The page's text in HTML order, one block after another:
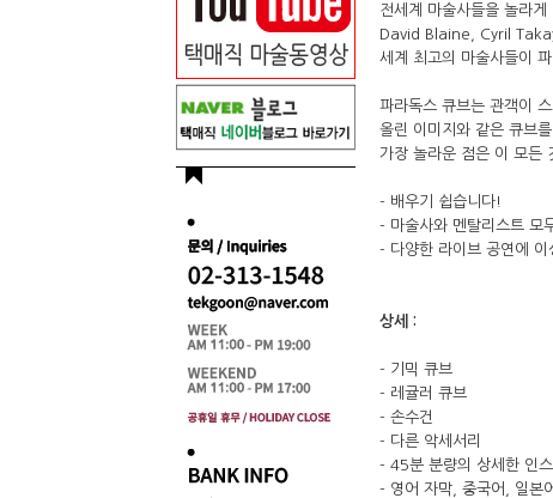
전세계 마술사들을 놀라게
David Blaine, Cyril
세계 최고의 마술사들이
파라독스 큐브는 관객이
올린 이미지와 같은 큐브
가장 놀라운 점은 이 모든
- 배우기 쉽습니다!
- 마술사와 멘탈리스트 모
- 다양한 라이브 공연에 이
상세 :
- 기믹 큐브
- 레귤러 큐브
- 손수건
- 다른 악세서리
- 45분 분량의 상세한 인
- 영어 자막, 중국어, 일본